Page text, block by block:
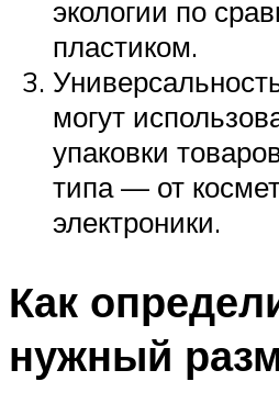
экологии по
пластиком.
могут
упаковки
типа — от
электроники.
Как
нужный